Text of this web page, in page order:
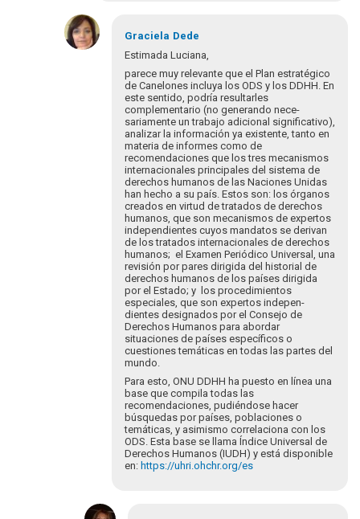
respuesta
Graciela Dede
Estimada Luciana,
parece muy relevante que el Plan estratégico
de Canelones incluya los ODS y los DDHH. En
este sentido, podría resultarles
complementario (no generando nece­
sariamente un trabajo adicional significativo),
analizar la información ya existente, tanto en
materia de informes como de
recomendaciones que los tres mecanismos
internacionales principales del siste­ma de
derechos humanos de las Naciones Unidas
han hecho a su país. Estos son: los órganos
creados en virtud de tratados de derechos
hu­manos, que son mecanismos de expertos
independientes cuyos mandatos se derivan
de los tratados internacionales de derechos
humanos; el Examen Periódico Universal, una
revisión por pares dirigi­da del historial de
derechos humanos de los países dirigida
por el Estado; y los procedimientos
especiales, que son expertos indepen­
dientes designados por el Consejo de
Derechos Humanos para abordar
situaciones de países específicos o
cuestiones temáticas en todas las partes del
mundo.
Para esto, ONU DDHH ha puesto en línea una
base que compila todas las
recomendaciones, pudiéndose hacer
búsquedas por países, poblaciones o
temáticas, y asimismo correlaciona con los
ODS. Esta base se llama Índice Universal de
Derechos Humanos (IUDH) y está disponible
en: https://uhri.ohchr.org/es